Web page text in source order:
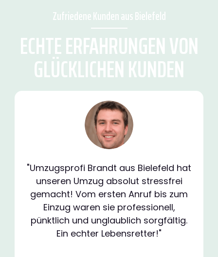
Zufriedene Kunden aus Bielefeld
ECHTE ERFAHRUNGEN VON
GLÜCKLICHEN KUNDEN
"Umzugsprofi Brandt aus Bielefeld hat
unseren Umzug absolut stressfrei
gemacht! Vom ersten Anruf bis zum
Einzug waren sie professionell,
pünktlich und unglaublich sorgfältig.
Ein echter Lebensretter!"